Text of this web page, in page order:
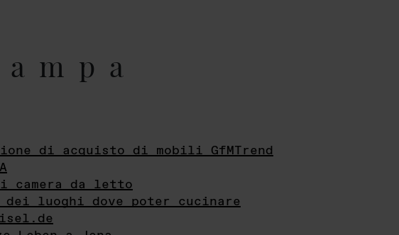
di acquisto di mobili GfMTrend
camera da letto
dei luoghi dove poter cucinare